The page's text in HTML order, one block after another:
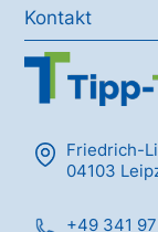
Kontakt
Friedrich-
04103
+49 341